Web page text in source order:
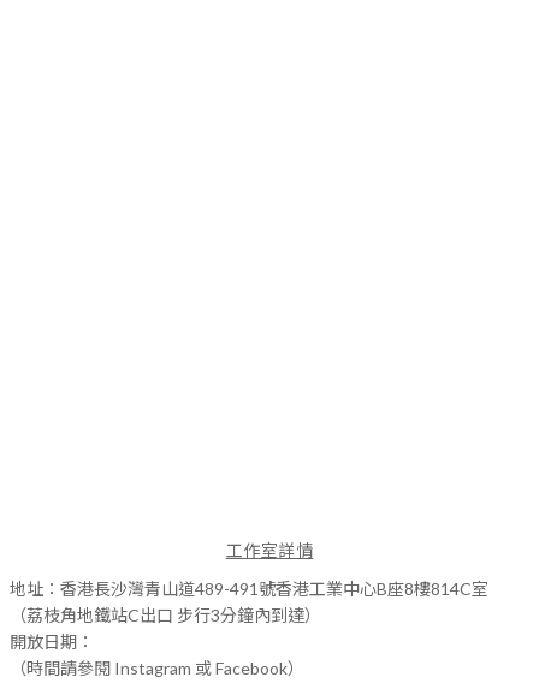
工作室詳情
地址：香港長沙灣青山道489-491號香港工業中心B座8樓814C室
（荔枝角地鐵站C出口 步行3分鐘內到達）
開放日期：
（時間請參閱 Instagram 或 Facebook）